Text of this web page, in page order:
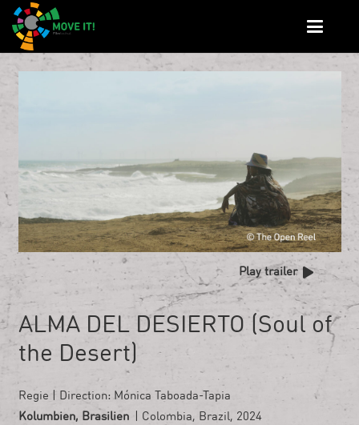
Play trailer
ALMA DEL DESIERTO (Soul of
the Desert)
Regie | Direction: Mónica Taboada-Tapia
Kolumbien, Brasilien
| Colombia, Brazil, 2024